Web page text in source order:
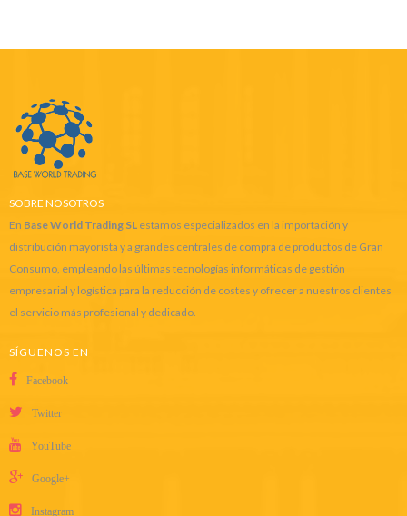
SOBRE NOSOTROS
En Base World Trading SL estamos especializados en la importación y
distribución mayorista y a grandes centrales de compra de productos de Gran
Consumo, empleando las últimas tecnologías informáticas de gestión
empresarial y logística para la reducción de costes y ofrecer a nuestros clientes
el servicio más profesional y dedicado.
SÍGUENOS EN
Facebook
Twitter
YouTube
Google+
Instagram